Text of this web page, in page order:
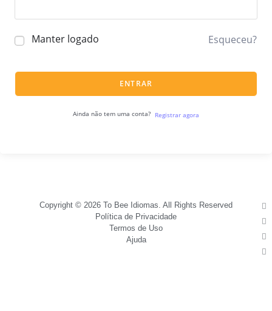
Manter logado Esqueceu?
ENTRAR
Ainda não tem uma conta? Registrar agora
Copyright © 2026 To Bee Idiomas. All Rights Reserved
Política de Privacidade
Termos de Uso
Ajuda